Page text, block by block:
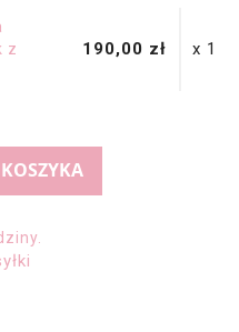
z
190,00 zł x 1